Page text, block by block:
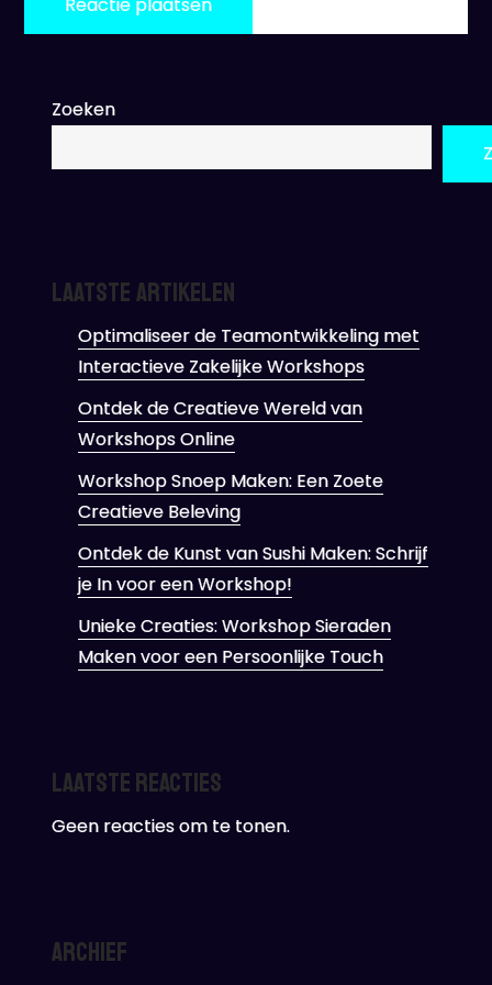
Zoeken
Laatste artikelen
Optimaliseer de Teamontwikkeling met
Interactieve Zakelijke Workshops
Ontdek de Creatieve Wereld van
Workshops Online
Workshop Snoep Maken: Een Zoete
Creatieve Beleving
Ontdek de Kunst van Sushi Maken: Schrijf
je In voor een Workshop!
Unieke Creaties: Workshop Sieraden
Maken voor een Persoonlijke Touch
Laatste reacties
Geen reacties om te tonen.
Archief